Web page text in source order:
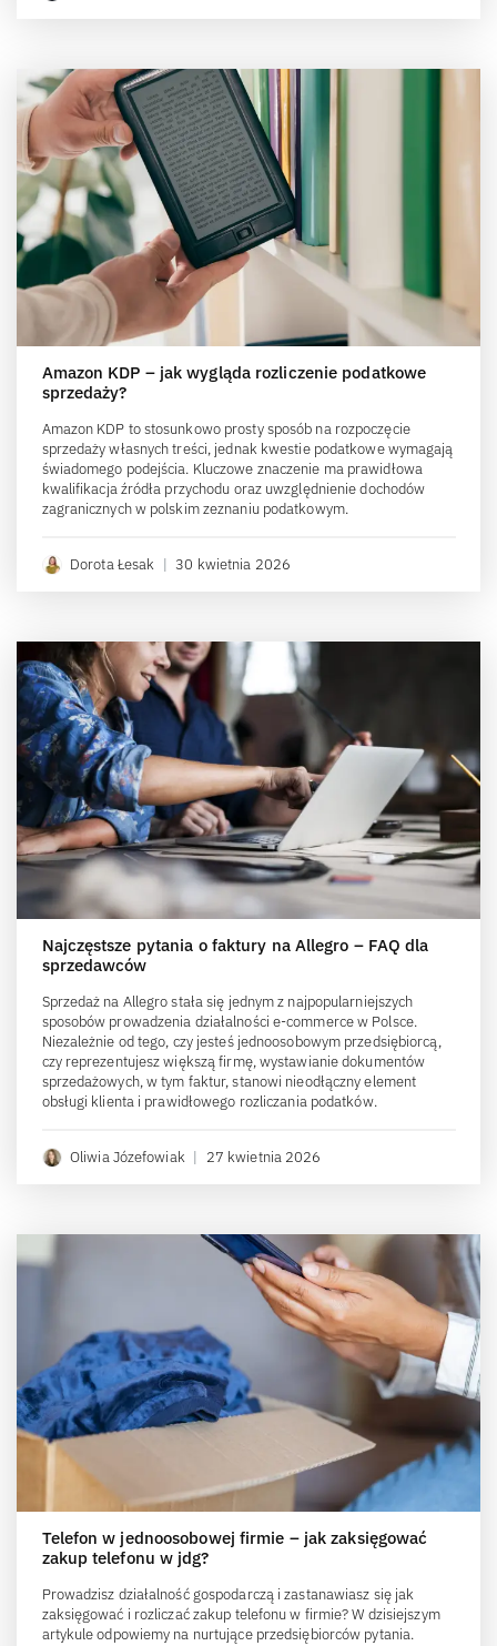
Amazon KDP – jak wygląda rozliczenie podatkowe
sprzedaży?
Amazon KDP to stosunkowo prosty sposób na rozpoczęcie
sprzedaży własnych treści, jednak kwestie podatkowe wymagają
świadomego podejścia. Kluczowe znaczenie ma prawidłowa
kwalifikacja źródła przychodu oraz uwzględnienie dochodów
zagranicznych w polskim zeznaniu podatkowym.
Dorota Łesak | 30 kwietnia 2026
Najczęstsze pytania o faktury na Allegro – FAQ dla
sprzedawców
Sprzedaż na Allegro stała się jednym z najpopularniejszych
sposobów prowadzenia działalności e-commerce w Polsce.
Niezależnie od tego, czy jesteś jednoosobowym przedsiębiorcą,
czy reprezentujesz większą firmę, wystawianie dokumentów
sprzedażowych, w tym faktur, stanowi nieodłączny element
obsługi klienta i prawidłowego rozliczania podatków.
Oliwia Józefowiak | 27 kwietnia 2026
Telefon w jednoosobowej firmie – jak zaksięgować
zakup telefonu w jdg?
Prowadzisz działalność gospodarczą i zastanawiasz się jak
zaksięgować i rozliczać zakup telefonu w firmie? W dzisiejszym
artykule odpowiemy na nurtujące przedsiębiorców pytania.